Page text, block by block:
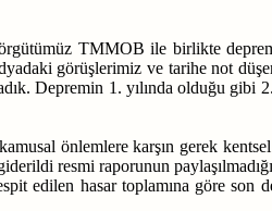
TMMOB ile birlikte
görüşlerimiz ve tarihe not
Depremin 1. yılında olduğu
önlemlere karşın gerek
resmi raporunun
edilen hasar toplamına göre son